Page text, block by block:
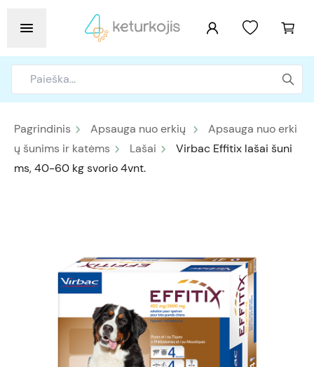
Pagrindinis Apsauga nuo erkių
Apsauga nuo erki
ų šunims ir katėms
Lašai
Virbac Effitix lašai šuni
ms, 40-60 kg svorio 4vnt.